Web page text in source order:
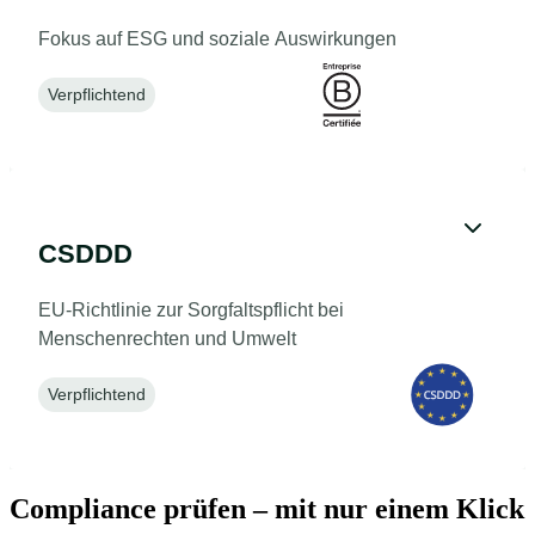
Fokus auf ESG und soziale Auswirkungen
Verpflichtend
CSDDD
EU-Richtlinie zur Sorgfaltspflicht bei
Menschenrechten und Umwelt
Verpflichtend
Compliance prüfen – mit nur einem Klick